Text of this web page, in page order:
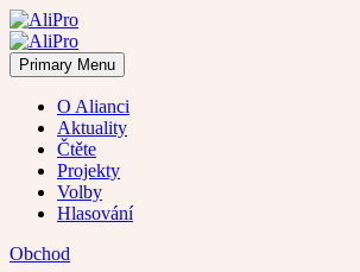
Skip
to
content
Primary Menu
O Alianci
Aktuality
Čtěte
Projekty
Volby
Hlasování
Obchod